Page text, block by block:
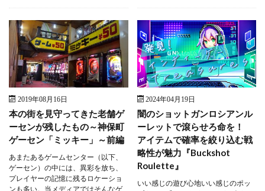
2019年08月16日
本の街を見守ってきた老舗ゲ
ーセンが残したもの～神保町
ゲーセン「ミッキー」～前編
あまたあるゲームセンター（以下、
ゲーセン）の中には、異彩を放ち、
プレイヤーの記憶に残るロケーショ
ンも多い。当メディアではそんなゲ
2024年04月19日
闇のショットガンロシアンル
ーレットで滾らせろ命を！
アイテムで確率を絞り込む戦
略性が魅力『Buckshot
Roulette』
いい感じの遊び心地いい感じのポッ